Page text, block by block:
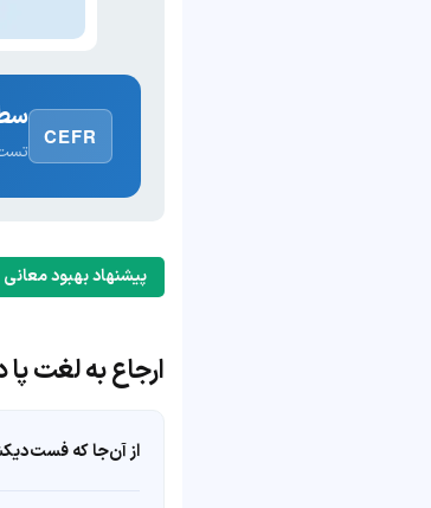
CEFR
تست
پیشنهاد بهبود معانی
ارجاع به لغت پا
از آن‌جا که